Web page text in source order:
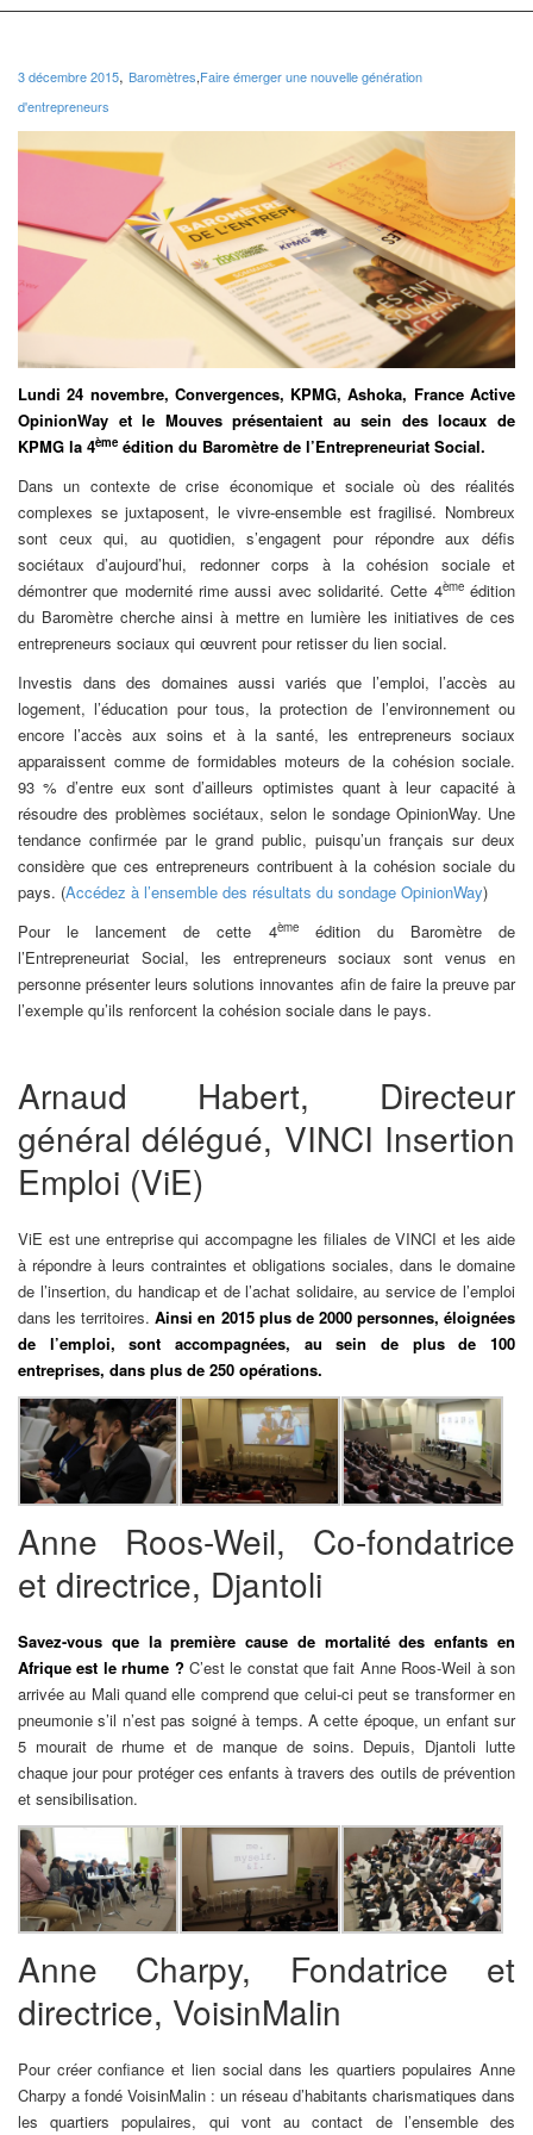
3 décembre 2015, Baromètres,Faire émerger une nouvelle génération
d'entrepreneurs
Lundi 24 novembre, Convergences, KPMG, Ashoka, France Active
OpinionWay et le Mouves présentaient au sein des locaux de
KPMG la 4ème édition du Baromètre de l’Entrepreneuriat Social.
Dans un contexte de crise économique et sociale où des réalités
complexes se juxtaposent, le vivre-ensemble est fragilisé. Nombreux
sont ceux qui, au quotidien, s’engagent pour répondre aux défis
sociétaux d’aujourd’hui, redonner corps à la cohésion sociale et
démontrer que modernité rime aussi avec solidarité. Cette 4èmeédition
du Baromètre cherche ainsi à mettre en lumière les initiatives de ces
entrepreneurs sociaux qui œuvrent pour retisser du lien social.
Investis dans des domaines aussi variés que l’emploi, l’accès au
logement, l’éducation pour tous, la protection de l’environnement ou
encore l’accès aux soins et à la santé, les entrepreneurs sociaux
apparaissent comme de formidables moteurs de la cohésion sociale.
93 % d’entre eux sont d’ailleurs optimistes quant à leur capacité à
résoudre des problèmes sociétaux, selon le sondage OpinionWay. Une
tendance confirmée par le grand public, puisqu’un français sur deux
considère que ces entrepreneurs contribuent à la cohésion sociale du
pays. (Accédez à l’ensemble des résultats du sondage OpinionWay)
Pour le lancement de cette 4èmeédition du Baromètre de
l’Entrepreneuriat Social, les entrepreneurs sociaux sont venus en
personne présenter leurs solutions innovantes afin de faire la preuve par
l’exemple qu’ils renforcent la cohésion sociale dans le pays.
Arnaud Habert, Directeur
général délégué, VINCI Insertion
Emploi (ViE)
ViE est une entreprise qui accompagne les filiales de VINCI et les aide
à répondre à leurs contraintes et obligations sociales, dans le domaine
de l’insertion, du handicap et de l’achat solidaire, au service de l’emploi
dans les territoires.Ainsi en 2015 plus de 2000 personnes, éloignées
de l’emploi, sont accompagnées, au sein de plus de 100
entreprises, dans plus de 250 opérations.
Anne Roos-Weil, Co-fondatrice
et directrice, Djantoli
Savez-vous que la première cause de mortalité des enfants en
Afrique est le rhume ? C’est le constat que fait Anne Roos-Weil à son
arrivée au Mali quand elle comprend que celui-ci peut se transformer en
pneumonie s’il n’est pas soigné à temps. A cette époque, un enfant sur
5 mourait de rhume et de manque de soins. Depuis, Djantoli lutte
chaque jour pour protéger ces enfants à travers des outils de prévention
et sensibilisation.
Anne Charpy, Fondatrice et
directrice, VoisinMalin
Pour créer confiance et lien social dans les quartiers populaires Anne
Charpy a fondé VoisinMalin : un réseau d’habitants charismatiques dans
les quartiers populaires, qui vont au contact de l’ensemble des